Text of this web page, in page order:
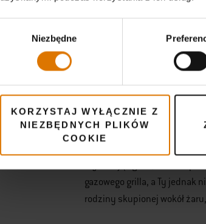
Niezbędne
KORZYSTAJ WYŁĄCZNIE Z
NIEZBĘDNYCH PLIKÓW
COOKIE
Mówiąc krócej: przy
znacznie przyjemniejszych
Jaki grill wybrać, by
Wybierając grilla, zawsze
gazowego grilla, a Ty jednak
rodziny skupionej wokół